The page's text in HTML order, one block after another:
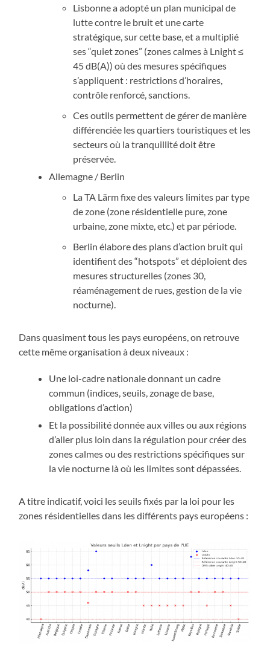
Lisbonne a adopté un plan municipal de
lutte contre le bruit et une carte
stratégique, sur cette base, et a multiplié
ses “quiet zones” (zones calmes à Lnight ≤
45 dB(A)) où des mesures spécifiques
s’appliquent : restrictions d’horaires,
contrôle renforcé, sanctions.
Ces outils permettent de gérer de manière
différenciée les quartiers touristiques et les
secteurs où la tranquillité doit être
préservée.
Allemagne / Berlin
La TA Lärm fixe des valeurs limites par type
de zone (zone résidentielle pure, zone
urbaine, zone mixte, etc.) et par période.
Berlin élabore des plans d’action bruit qui
identifient des “hotspots” et déploient des
mesures structurelles (zones 30,
réaménagement de rues, gestion de la vie
nocturne).
Dans quasiment tous les pays européens, on retrouve
cette même organisation à deux niveaux :
Une loi-cadre nationale donnant un cadre
commun (indices, seuils, zonage de base,
obligations d’action)
Et la possibilité donnée aux villes ou aux régions
d’aller plus loin dans la régulation pour créer des
zones calmes ou des restrictions spécifiques sur
la vie nocturne là où les limites sont dépassées.
A titre indicatif, voici les seuils fixés par la loi pour les
zones résidentielles dans les différents pays européens :